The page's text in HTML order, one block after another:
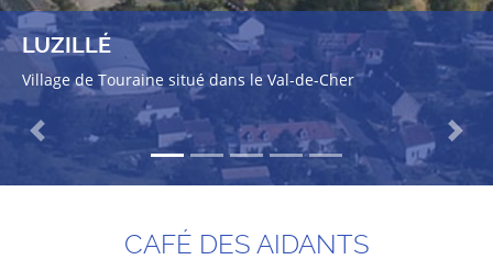
LUZILLÉ
Village de Touraine situé dans le Val-de-Cher
Previous Next
CAFÉ DES AIDANTS